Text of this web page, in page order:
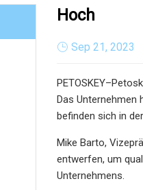
Hoch
Sep 21, 2023
Das Unternehmen
befinden sich in
Mike Barto,
entwerfen, um
Unternehmens.